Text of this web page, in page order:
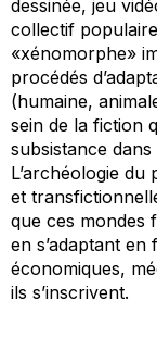
dessinée, jeu
collectif
«xénomorphe»
procédés
(humaine,
sein de la fiction
subsistance dans
L’archéologie du
et
que ces mondes
en s’adaptant
économiques,
ils s’inscrivent.